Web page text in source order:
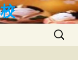
検
索: